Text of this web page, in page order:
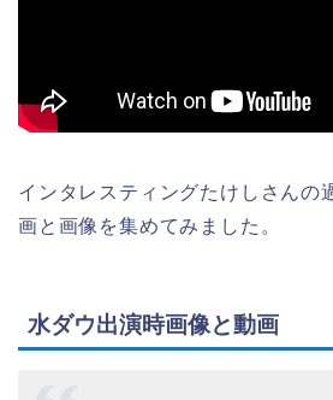
インタレスティングたけしさんの
画と画像を集めてみました。
水ダウ出演時画像と動画